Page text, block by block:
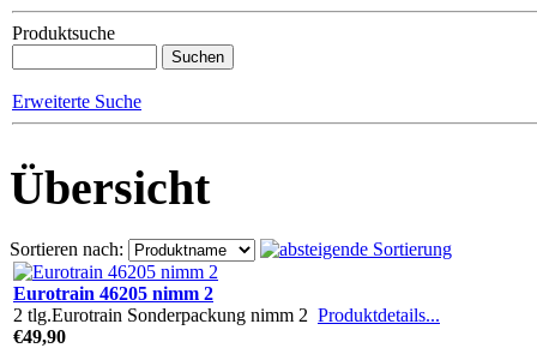
Produktsuche
Erweiterte Suche
Übersicht
Sortieren nach:
Eurotrain 46205 nimm 2
2 tlg.Eurotrain Sonderpackung nimm 2 Produktdetails...
€49,90